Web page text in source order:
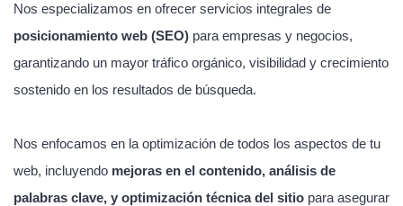
Nos especializamos en ofrecer servicios integrales de
posicionamiento web (SEO) para empresas y negocios,
garantizando un mayor tráfico orgánico, visibilidad y crecimiento
sostenido en los resultados de búsqueda.
Nos enfocamos en la optimización de todos los aspectos de tu
web, incluyendo mejoras en el contenido, análisis de
palabras clave, y optimización técnica del sitio para asegurar